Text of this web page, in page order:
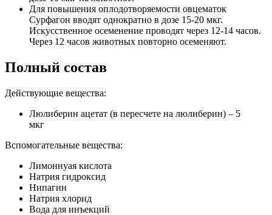
Для повышения оплодотворяемости овцематок
Сурфагон вводят однократно в дозе 15-20 мкг.
Искусственное осеменение проводят через 12-14 часов.
Через 12 часов животных повторно осеменяют.
Полный состав
Действующие вещества:
Люлиберин ацетат (в пересчете на люлиберин) – 5
мкг
Вспомогательные вещества:
Лимоннуая кислота
Натрия гидроксид
Нипагин
Натрия хлорид
Вода для инъекций